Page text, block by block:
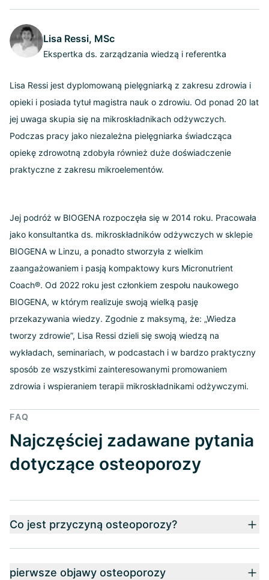
Lisa Ressi, MSc
Ekspertka ds. zarządzania wiedzą i referentka
Lisa Ressi jest dyplomowaną pielęgniarką z zakresu zdrowia i
opieki i posiada tytuł magistra nauk o zdrowiu. Od ponad 20 lat
jej uwaga skupia się na mikroskładnikach odżywczych.
Podczas pracy jako niezależna pielęgniarka świadcząca
opiekę zdrowotną zdobyła również duże doświadczenie
praktyczne z zakresu mikroelementów.
Jej podróż w BIOGENA rozpoczęła się w 2014 roku. Pracowała
jako konsultantka ds. mikroskładników odżywczych w sklepie
BIOGENA w Linzu, a ponadto stworzyła z wielkim
zaangażowaniem i pasją kompaktowy kurs Micronutrient
Coach®. Od 2022 roku jest członkiem zespołu naukowego
BIOGENA, w którym realizuje swoją wielką pasję
przekazywania wiedzy. Zgodnie z maksymą, że: „Wiedza
tworzy zdrowie”, Lisa Ressi dzieli się swoją wiedzą na
wykładach, seminariach, w podcastach i w bardzo praktyczny
sposób ze wszystkimi zainteresowanymi promowaniem
zdrowia i wspieraniem terapii mikroskładnikami odżywczymi.
FAQ
Najczęściej zadawane pytania
dotyczące osteoporozy
Co jest przyczyną osteoporozy?
pierwsze objawy osteoporozy